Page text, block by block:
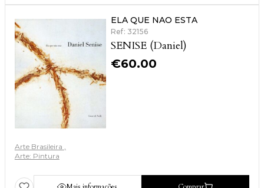
ELA QUE NAO ESTA
Ref: 32156
SENISE (Daniel)
€60.00
Arte Brasileira
Arte: Pintura